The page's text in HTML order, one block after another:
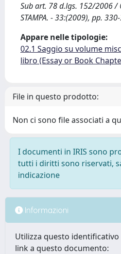
Sub art. 78 d.lgs. 152/2006 /
STAMPA. - 33:(2009), pp.
Appare nelle tipologie:
02.1 Saggio su volume
libro (Essay or Book
File in questo prodotto:
Non ci sono file associati a
I documenti in IRIS sono
tutti i diritti sono riservati,
indicazione
Informazioni
Utilizza questo
link a questo documento: